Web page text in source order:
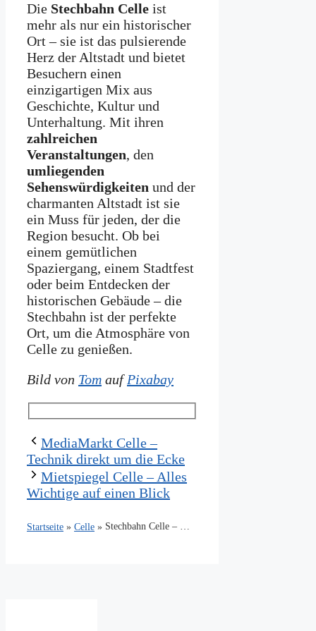
Die Stechbahn Celle ist
mehr als nur ein historischer
Ort – sie ist das pulsierende
Herz der Altstadt und bietet
Besuchern einen
einzigartigen Mix aus
Geschichte, Kultur und
Unterhaltung. Mit ihren
zahlreichen
Veranstaltungen, den
umliegenden
Sehenswürdigkeiten und der
charmanten Altstadt ist sie
ein Muss für jeden, der die
Region besucht. Ob bei
einem gemütlichen
Spaziergang, einem Stadtfest
oder beim Entdecken der
historischen Gebäude – die
Stechbahn ist der perfekte
Ort, um die Atmosphäre von
Celle zu genießen.
Bild von Tom aufPixabay
MediaMarkt Celle –
Technik direkt um die Ecke
Mietspiegel Celle – Alles
Wichtige auf einen Blick
Startseite » Celle » Stechbahn Celle – Von Ritterturnieren zu Stadtfesten